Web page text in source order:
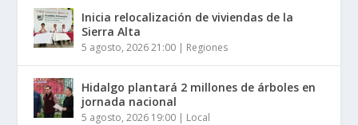
Inicia relocalización de viviendas de la
Sierra Alta
5 agosto, 2026 21:00 | Regiones
Hidalgo plantará 2 millones de árboles en
jornada nacional
5 agosto, 2026 19:00 | Local